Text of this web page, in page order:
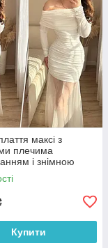
максі з
плечима
і знімною
спідницею (р. 42-
Купити